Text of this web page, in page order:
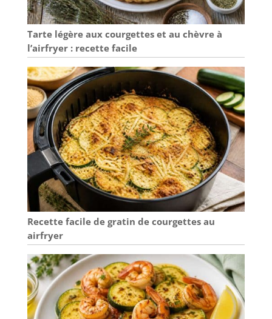
sèche avant de l'enfiler.
Tarte légère aux courgettes et au chèvre à
l’airfryer : recette facile
Recette facile de gratin de courgettes au
airfryer